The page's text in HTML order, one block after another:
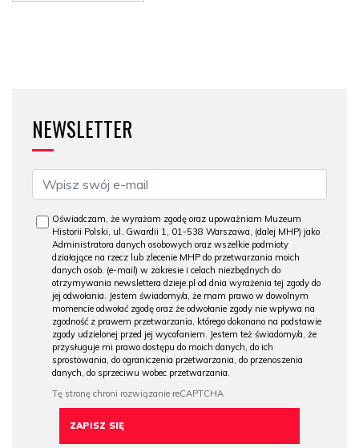
NEWSLETTER
Oświadczam, że wyrażam zgodę oraz upoważniam Muzeum
Historii Polski, ul. Gwardii 1, 01-538 Warszawa, (dalej MHP) jako
Administratora danych osobowych oraz wszelkie podmioty
działające na rzecz lub zlecenie MHP do przetwarzania moich
danych osob. (e-mail) w zakresie i celach niezbędnych do
otrzymywania newslettera dzieje.pl od dnia wyrażenia tej zgody do
jej odwołania. Jestem świadomy/a, że mam prawo w dowolnym
momencie odwołać zgodę oraz że odwołanie zgody nie wpływa na
zgodność z prawem przetwarzania, którego dokonano na podstawie
zgody udzielonej przed jej wycofaniem. Jestem też świadomy/a, że
przysługuje mi prawo dostępu do moich danych, do ich
sprostowania, do ograniczenia przetwarzania, do przenoszenia
danych, do sprzeciwu wobec przetwarzania.